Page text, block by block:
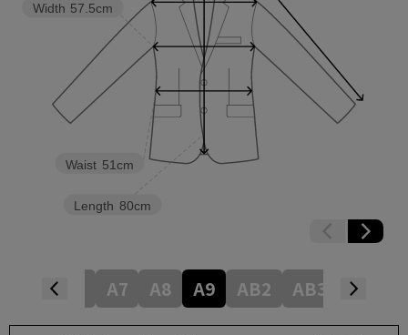
Length 80cm
Waist 51cm
Width 57.5cm
A7 A8 A9 AB2 AB3 AB4